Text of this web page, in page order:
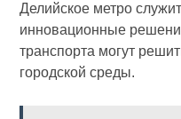
Делийское метро
инновационные
транспорта могут
городской среды.